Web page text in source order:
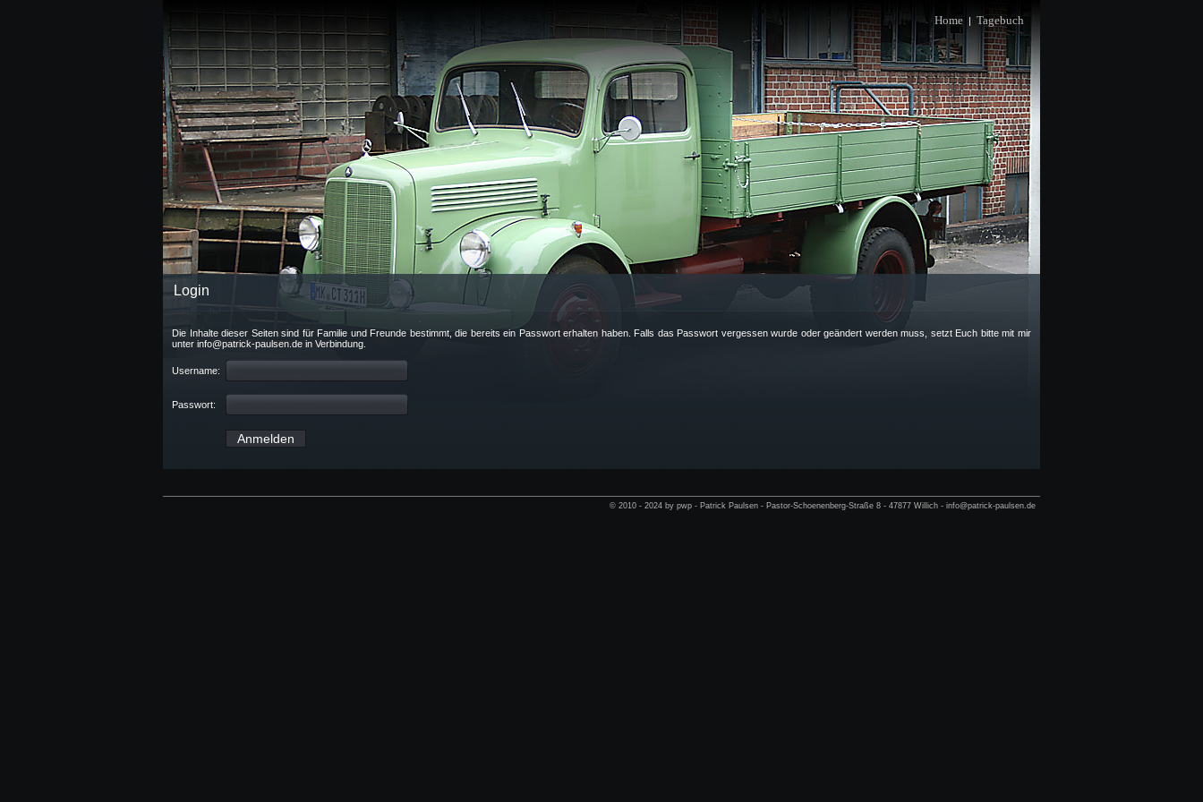
Home | Tagebuch
Login
Die Inhalte dieser Seiten sind für Familie und Freunde bestimmt, die bereits ein Passwort erhalten haben. Falls das Passwort vergessen wurde oder geändert werden muss, setzt Euch bitte mit mir
unter info@patrick-paulsen.de in Verbindung.
Username:
Passwort:
© 2010 - 2024 by pwp - Patrick Paulsen - Pastor-Schoenenberg-Straße 8 - 47877 Willich - info@patrick-paulsen.de